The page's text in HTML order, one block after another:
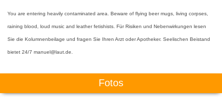
You are entering heavily contaminated area. Beware of flying beer mugs, living corpses,
raining blood, loud music and leather fetishists. Für Risiken und Nebenwirkungen lesen
Sie die Kolumnenbeilage und fragen Sie Ihren Arzt oder Apotheker. Seelischen Beistand
bietet 24/7 manuel@laut.de.
Fotos